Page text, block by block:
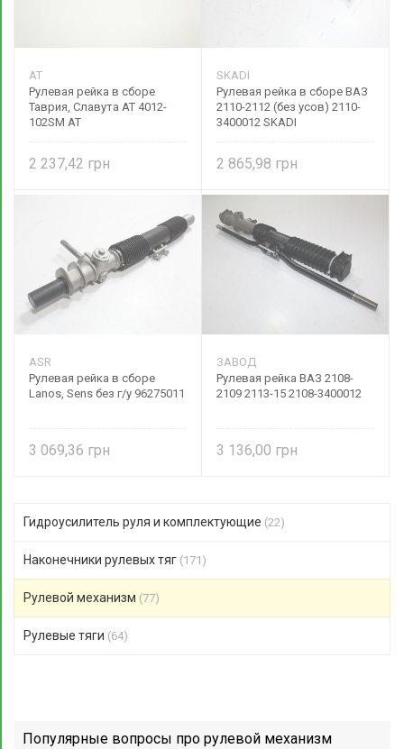
AT
Рулевая рейка в сборе
Таврия, Славута AT 4012-
102SM AT
2 237,42
SKADI
Рулевая рейка в сборе ВАЗ
2110-2112 (без усов) 2110-
3400012 SKADI
2 865,98
ASR
Рулевая рейка в сборе
Lanos, Sens без г/у 96275011
3 069,36
ЗАВОД
Рулевая рейка ВАЗ 2108-
2109 2113-15 2108-3400012
3 136,00
Гидроусилитель руля и комплектующие (22)
Наконечники рулевых тяг (171)
Рулевой механизм (77)
Рулевые тяги (64)
Популярные вопросы про рулевой механизм